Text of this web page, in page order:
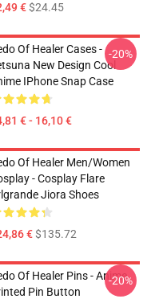
€$24.45
Of Healer Cases -
New Design Cool
IPhone Snap Case
€ - 16,10 €
-20%
Of Healer Men/Women
- Cosplay Flare
Jiora Shoes
€$135.72
Of Healer Pins - Anime
Pin Button
-20%